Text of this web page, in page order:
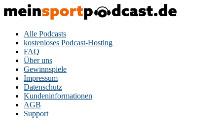
Alle Podcasts
kostenloses Podcast-Hosting
FAQ
Über uns
Gewinnspiele
Impressum
Datenschutz
Kundeninformationen
AGB
Support